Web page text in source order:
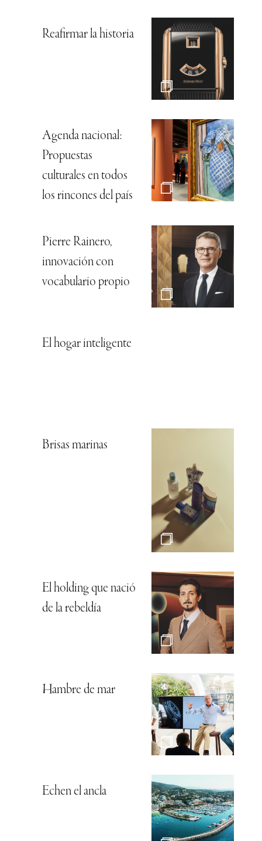
Reafirmar la historia
Agenda nacional:
Propuestas
culturales en todos
los rincones del país
Pierre Rainero,
innovación con
vocabulario propio
El hogar inteligente
Brisas marinas
El holding que nació
de la rebeldía
Hambre de mar
Echen el ancla